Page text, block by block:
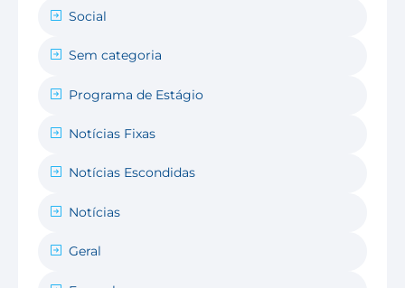
Social
Sem categoria
Programa de Estágio
Notícias Fixas
Notícias Escondidas
Notícias
Geral